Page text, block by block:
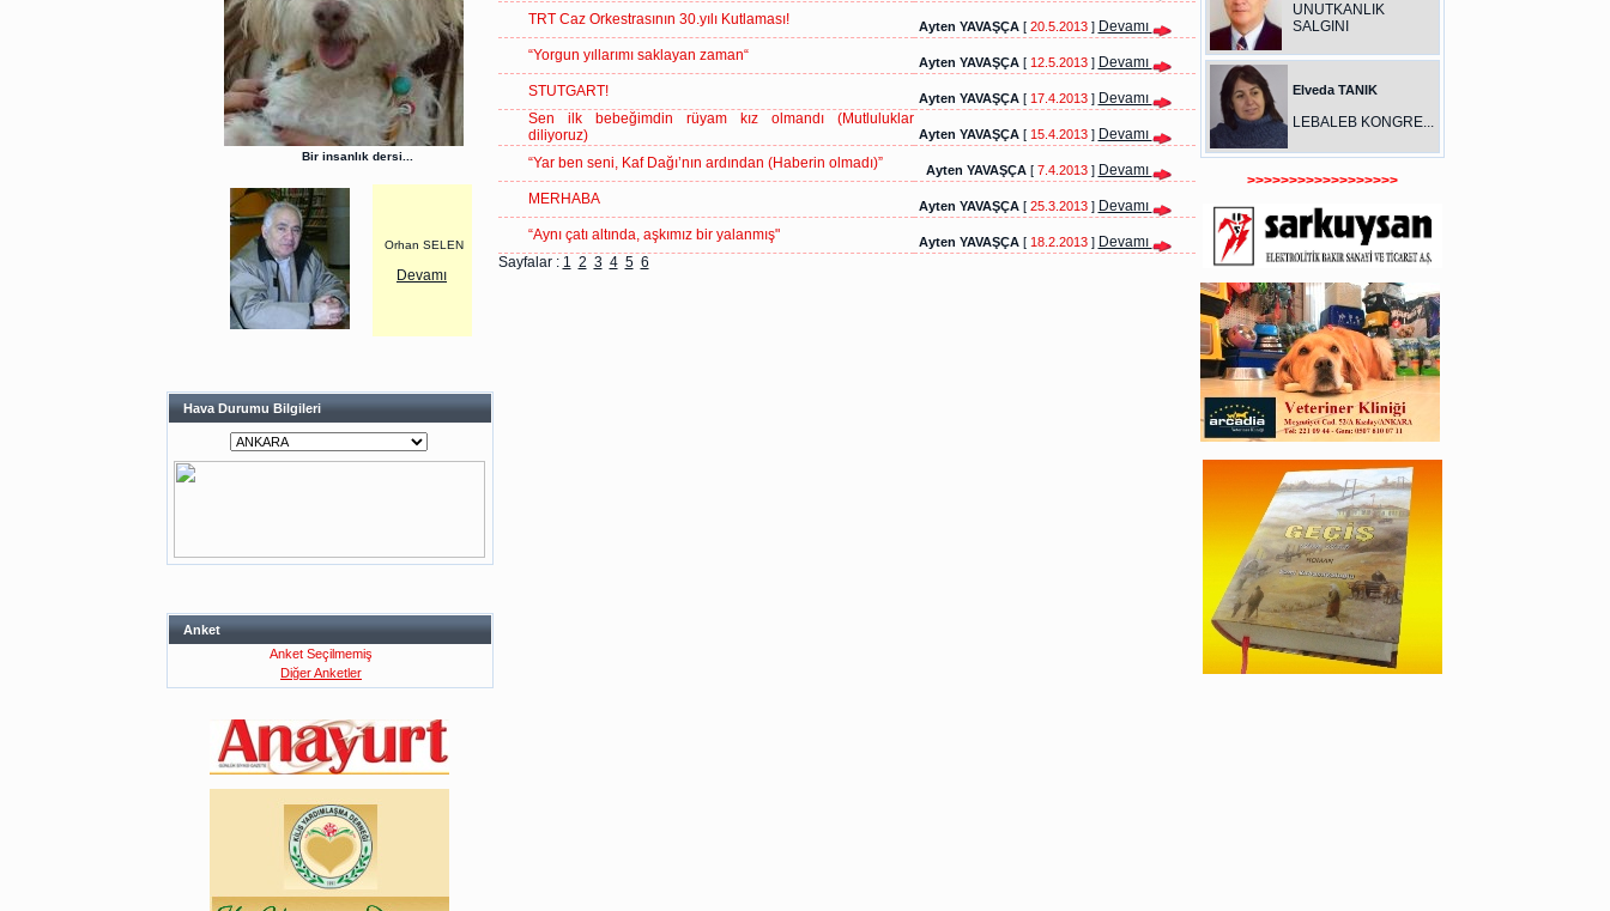
Bir insanlık dersi...
Orhan SELEN
Devamı
Hava Durumu Bilgileri
Anket
Anket Seçilmemiş
Diğer Anketler
TRT Caz Orkestrasının 30.yılı Kutlaması!
Ayten YAVAŞÇA[20.5.2013 ] Devamı
“Yorgun yıllarımı saklayan zaman“
Ayten YAVAŞÇA[12.5.2013 ] Devamı
STUTGART!
Ayten YAVAŞÇA[17.4.2013 ] Devamı
Sen ilk bebeğimdin rüyam kız olmandı (Mutluluklar
diliyoruz)
Ayten YAVAŞÇA[15.4.2013 ] Devamı
“Yar ben seni, Kaf Dağı’nın ardından (Haberin olmadı)”
Ayten YAVAŞÇA[7.4.2013 ] Devamı
MERHABA
Ayten YAVAŞÇA[25.3.2013 ] Devamı
“Aynı çatı altında, aşkımız bir yalanmış"
Ayten YAVAŞÇA[18.2.2013 ] Devamı
Sayfalar : 1 2 3 4 5 6
UNUTKANLIK
SALGINI
Elveda TANIK
LEBALEB KONGRE...
>>>>>>>>>>>>>>>>>>